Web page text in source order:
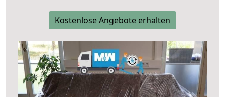
Kostenlose Angebote erhalten